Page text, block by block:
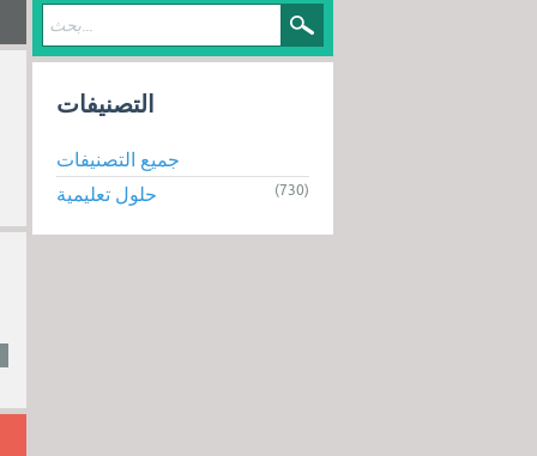
التصنيفات
جميع التصنيفات
حلول تعليمية
(730)